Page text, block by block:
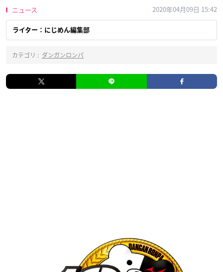
ニュース 2020年04月09日 15:42
ライター：にじめん編集部
カテゴリ : ダンガンロンパ